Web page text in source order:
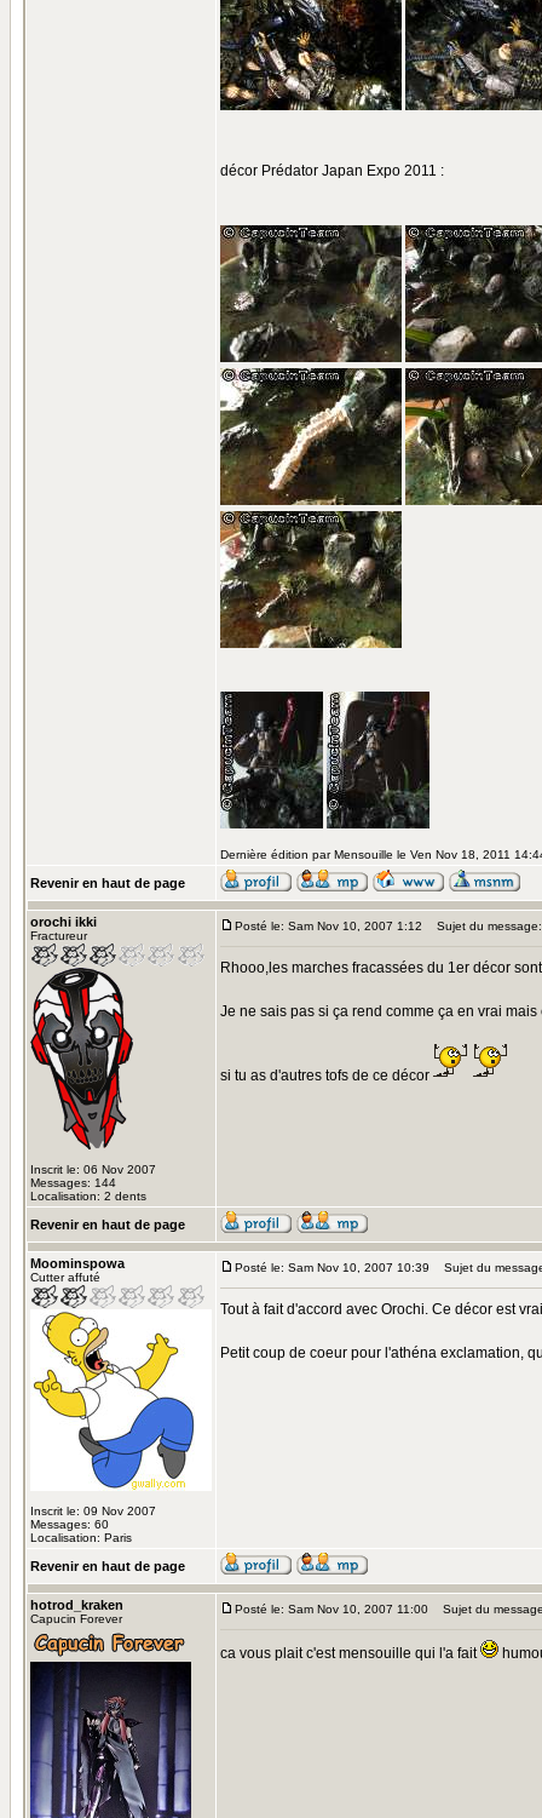
décor Prédator Japan Expo 2011 :
Dernière édition par Mensouille le Ven Nov 18, 2011
Revenir en haut de page
orochi ikki
Fractureur
Inscrit le: 06 Nov 2007
Messages: 144
Localisation: 2 dents
Posté le: Sam Nov 10, 2007 1:12 Sujet du message:
Rhooo,les marches fracassées du 1er décor
Je ne sais pas si ça rend comme ça en vrai
si tu as d'autres tofs de ce décor
Revenir en haut de page
Moominspowa
Cutter affuté
Inscrit le: 09 Nov 2007
Messages: 60
Localisation: Paris
Posté le: Sam Nov 10, 2007 10:39 Sujet du
Tout à fait d'accord avec Orochi. Ce décor est
Petit coup de coeur pour l'athéna exclamation,
Revenir en haut de page
hotrod_kraken
Capucin Forever
Posté le: Sam Nov 10, 2007 11:00 Sujet du
ca vous plait c'est mensouille qui l'a fait